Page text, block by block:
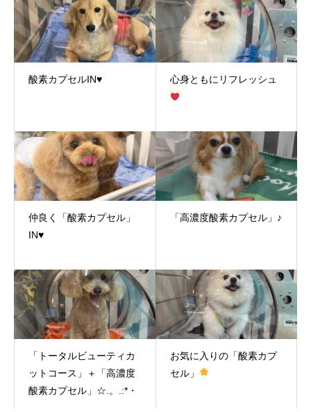
酸素カプセルIN♥ 心身ともにリフレッシュ
仲良く「酸素カプセル」
IN♥
「高濃度酸素カプセル」♪
「トータルビューティカ
ットコース」＋「高濃度
酸素カプセル」☆.。.:*・
お気に入りの「酸素カプ
セル」